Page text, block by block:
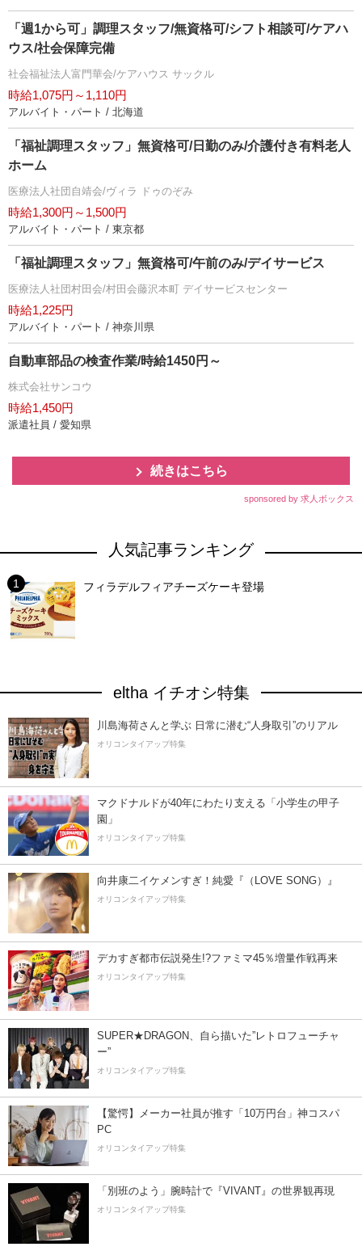
「週1から可」調理スタッフ/無資格可/シフト相談可/ケアハ
ウス/社会保障完備
社会福祉法人富門華会/ケアハウス サックル
時給1,075円～1,110円
アルバイト・パート / 北海道
「福祉調理スタッフ」無資格可/日勤のみ/介護付き有料老人
ホーム
医療法人社団自靖会/ヴィラ ドゥのぞみ
時給1,300円～1,500円
アルバイト・パート / 東京都
「福祉調理スタッフ」無資格可/午前のみ/デイサービス
医療法人社団村田会/村田会藤沢本町 デイサービスセンター
時給1,225円
アルバイト・パート / 神奈川県
自動車部品の検査作業/時給1450円～
株式会社サンコウ
時給1,450円
派遣社員 / 愛知県
続きはこちら
sponsored by 求人ボックス
人気記事ランキング
フィラデルフィアチーズケーキ登場
eltha イチオシ特集
川島海荷さんと学ぶ 日常に潜む“人身取引”のリアル
オリコンタイアップ特集
マクドナルドが40年にわたり支える「小学生の甲子
園」
オリコンタイアップ特集
向井康二イケメンすぎ！純愛『（LOVE SONG）』
オリコンタイアップ特集
デカすぎ都市伝説発生!?ファミマ45％増量作戦再来
オリコンタイアップ特集
SUPER★DRAGON、自ら描いた”レトロフューチャ
ー”
オリコンタイアップ特集
【驚愕】メーカー社員が推す「10万円台」神コスパ
PC
オリコンタイアップ特集
「別班のよう」腕時計で『VIVANT』の世界観再現
オリコンタイアップ特集